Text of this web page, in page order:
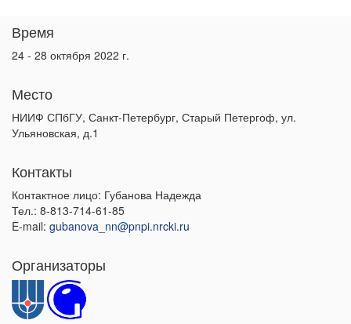
Время
24 - 28 октября 2022 г.
Место
НИИФ СПбГУ, Санкт-Петербург, Старый Петергоф, ул.
Ульяновская, д.1
Контакты
Контактное лицо: Губанова Надежда
Тел.: 8-813-714-61-85
E-mail: gubanova_nn@pnpi.nrcki.ru
Организаторы